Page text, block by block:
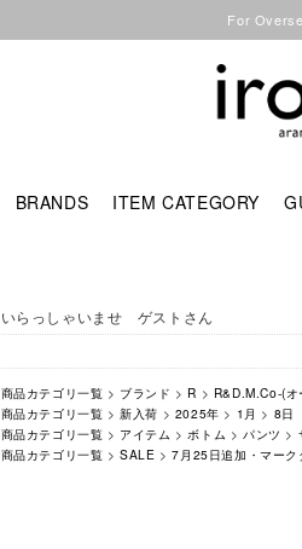
For
BRANDS ITEM CATEGORY
いらっしゃいませ ゲストさん
商品カテゴリ一覧 > ブランド > R > R&D.M.Co-(
商品カテゴリ一覧 >新入荷 > 2025年 > 1月 > 8日
商品カテゴリ一覧 > アイテム >ボトム > パンツ >
商品カテゴリ一覧 >SALE >7月25日追加・マーク